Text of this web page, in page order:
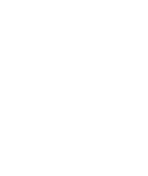
La Policía
espacios
familias por la